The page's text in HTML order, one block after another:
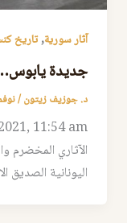
آثار سورية,تاريخ
‏جديدة
د. جوزيف زيتون/نوفمبر
الآثاري المخضرم
اليونانية الصديق